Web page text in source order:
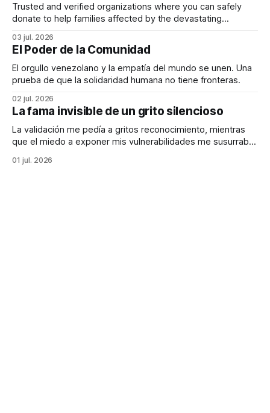
Trusted and verified organizations where you can safely
donate to help families affected by the devastating
03 jul. 2026
El Poder de la Comunidad
El orgullo venezolano y la empatía del mundo se unen. Una
prueba de que la solidaridad humana no tiene fronteras.
02 jul. 2026
La fama invisible de un grito silencioso
La validación me pedía a gritos reconocimiento, mientras
que el miedo a exponer mis vulnerabilidades me susurraba
01 jul. 2026